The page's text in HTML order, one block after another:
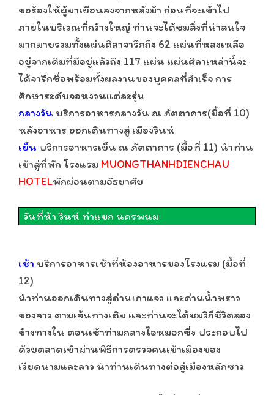
ขอร้องให้ผู้มาเยือนลงจากหลังม้า ก่อนที่จะเข้าไป
ภายในบริเวณที่กว้างใหญ่ ท่านจะได้ชมสิ่งที่น่าสนใจ
มากมายรวมทั้งแผ่นศิลาจารึกถึง 62 แผ่นที่หลงเหลือ
อยู่จากเดิมที่มีอยู่แล้วถึง 117 แผ่น แผ่นศิลาเหล่านี้จะ
ได้จารึกชื่อพร้อมทั้งผลงานของบุคคลที่สำเร็จ การ
ศึกษาระดับจอหงวนแต่ละรุ่น
กลางวัน บริการอาหารกลางวัน ณ ภัตตาคาร(มื้อที่ 10)
หลังอาหาร ออกเดินทางสู่ เมืองวินห์
เย็น บริการอาหารเย็น ณ ภัตตาคาร (มื้อที่ 11) นำท่าน
เข้าสู่ที่พัก โรงแรม MUONGTHANHDIENCHAU
HOTELพักผ่อนตามอัธยาศัย
วันที่ห้า วินห์ ท่าแขก นครพนม
เช้า บริการอาหารเช้าที่ห้องอาหารของโรงแรม (มื้อที่
12)
นำท่านออกเดินทางสู่ด่านเกาแจว และด่านน้ำพราว
ของลาว ตามเส้นทางเดิม และท่านจะได้ชมวิถีชีวิตสอง
ข้างทางใน ตอนเช้าท่ามกลางไอหมอกซึ่ง ประกอบไป
ด้วยตลาดเช้าผ่านพิธีการตรวจคนเข้าเมืองของ
เวียดนามและลาว นำท่านเดินทางต่อสู่เมืองหลักซาว